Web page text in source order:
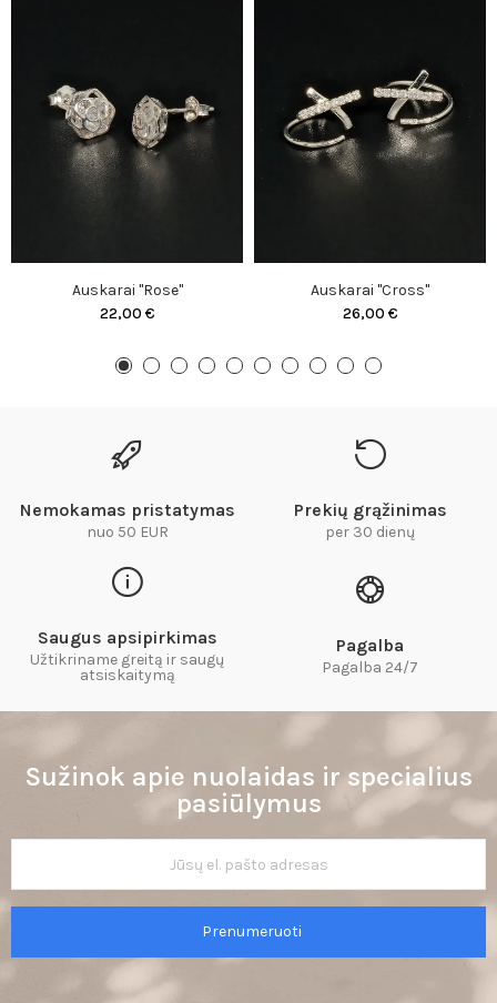
Auskarai "Rose"
22,00 €
Auskarai "Cross"
26,00 €
Nemokamas pristatymas
nuo 50 EUR
Prekių grąžinimas
per 30 dienų
Saugus apsipirkimas
Užtikriname greitą ir saugų
atsiskaitymą​
Pagalba
Pagalba 24/7
Sužinok apie nuolaidas ir specialius
pasiūlymus
Prenumeruoti